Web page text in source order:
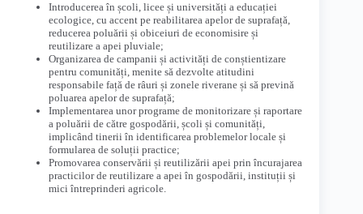
Introducerea în școli, licee și universități a educației
ecologice, cu accent pe reabilitarea apelor de suprafață,
reducerea poluării și obiceiuri de economisire și
reutilizare a apei pluviale;
Organizarea de campanii și activități de conștientizare
pentru comunități, menite să dezvolte atitudini
responsabile față de râuri și zonele riverane și să prevină
poluarea apelor de suprafață;
Implementarea unor programe de monitorizare și raportare
a poluării de către gospodării, școli și comunități,
implicând tinerii în identificarea problemelor locale și
formularea de soluții practice;
Promovarea conservării și reutilizării apei prin încurajarea
practicilor de reutilizare a apei în gospodării, instituții și
mici întreprinderi agricole.